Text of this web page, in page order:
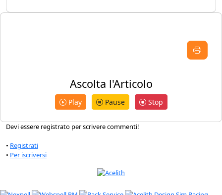
Ascolta l'Articolo
Play Pause Stop
Devi essere registrato per scrivere commenti!
• Registrati
• Per iscriversi